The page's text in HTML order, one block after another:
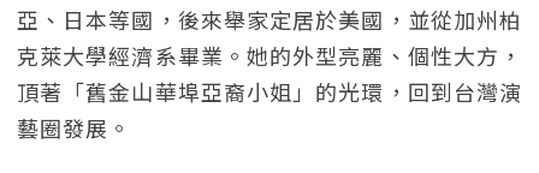
亞、日本等國，後來舉家定居於美國，並從加州柏
克萊大學經濟系畢業。她的外型亮麗、個性大方，
頂著「舊金山華埠亞裔小姐」的光環，回到台灣演
藝圈發展。